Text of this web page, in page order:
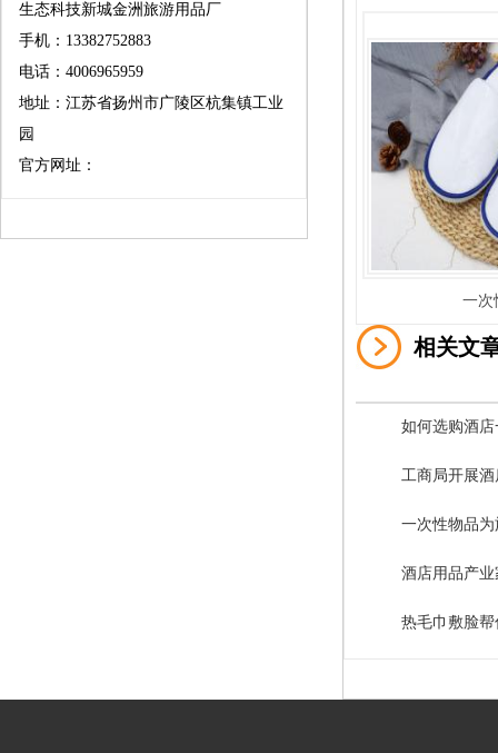
生态科技新城金洲旅游用品厂
手机：13382752883
电话：4006965959
地址：江苏省扬州市广陵区杭集镇工业
园
官方网址：
一次
相关文
如何选购酒
工商局开展
一次性物品
酒店用品产
热毛巾敷脸